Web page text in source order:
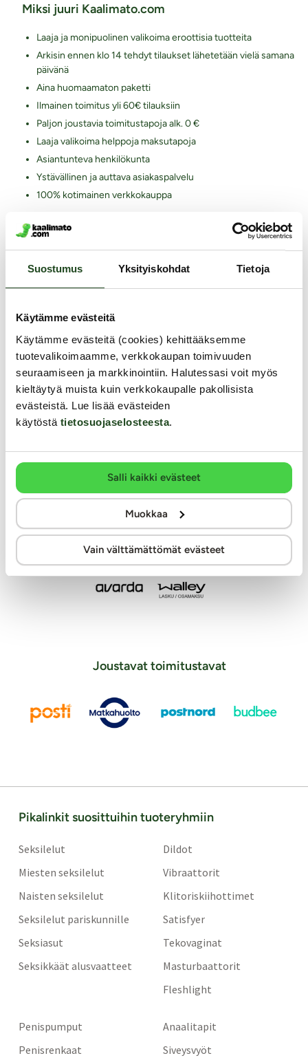
Suostumus Yksityiskohdat Tietoja
Käytämme evästeitä
Käytämme evästeitä (cookies) kehittääksemme
tuotevalikoimaamme, verkkokaupan toimivuuden
seuraamiseen ja markkinointiin. Halutessasi voit myös
kieltäytyä muista kuin verkkokaupalle pakollisista
evästeistä. Lue lisää evästeiden
käytöstä tietosuojaselosteesta.
Salli kaikki evästeet
Muokkaa
Vain välttämättömät evästeet
Miksi juuri Kaalimato.com
Laaja ja monipuolinen valikoima eroottisia tuotteita
Arkisin ennen klo 14 tehdyt tilaukset lähetetään vielä samana
päivänä
Aina huomaamaton paketti
Ilmainen toimitus yli 60€ tilauksiin
Paljon joustavia toimitustapoja alk. 0 €
Laaja valikoima helppoja maksutapoja
Asiantunteva henkilökunta
Ystävällinen ja auttava asiakaspalvelu
100% kotimainen verkkokauppa
Modernit maksutavat
Joustavat toimitustavat
Pikalinkit suosittuihin tuoteryhmiin
Seksilelut
Miesten seksilelut
Naisten seksilelut
Seksilelut pariskunnille
Seksiasut
Seksikkäät alusvaatteet
Dildot
Vibraattorit
Klitoriskiihottimet
Satisfyer
Tekovaginat
Masturbaattorit
Fleshlight
Penispumput
Penisrenkaat
Anaalitapit
Siveysvyöt